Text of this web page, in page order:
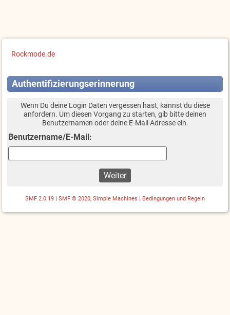
Rockmode.de
Authentifizierungserinnerung
Wenn Du deine Login Daten vergessen hast, kannst du diese
anfordern. Um diesen Vorgang zu starten, gib bitte deinen
Benutzernamen oder deine E-Mail Adresse ein.
Benutzername/E-Mail:
SMF 2.0.19 SMF © 2020, Simple Machines Bedingungen und Regeln